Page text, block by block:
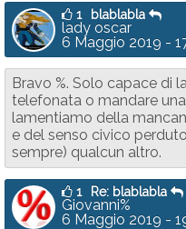
1 blablabla
lady oscar
6 Maggio 2019 -
Bravo %. Solo capace di
telefonata o mandare
lamentiamo della
e del senso civico
sempre) qualcun altro.
1 Re: blablabla
Giovanni%
6 Maggio 2019 -